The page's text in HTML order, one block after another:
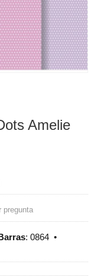
Amelie
pregunta
: 0864 •